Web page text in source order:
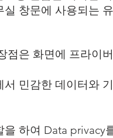
창문에 사용되는
점은 화면에 프라이
서 민감한 데이터와
하여 Data privacy